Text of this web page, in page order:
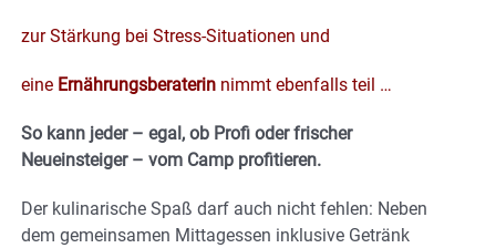
zur Stärkung bei Stress-Situationen und
eine Ernährungsberaterin nimmt ebenfalls teil …
So kann jeder – egal, ob Profi oder frischer
Neueinsteiger – vom Camp profitieren.
Der kulinarische Spaß darf auch nicht fehlen: Neben
dem gemeinsamen Mittagessen inklusive Getränk